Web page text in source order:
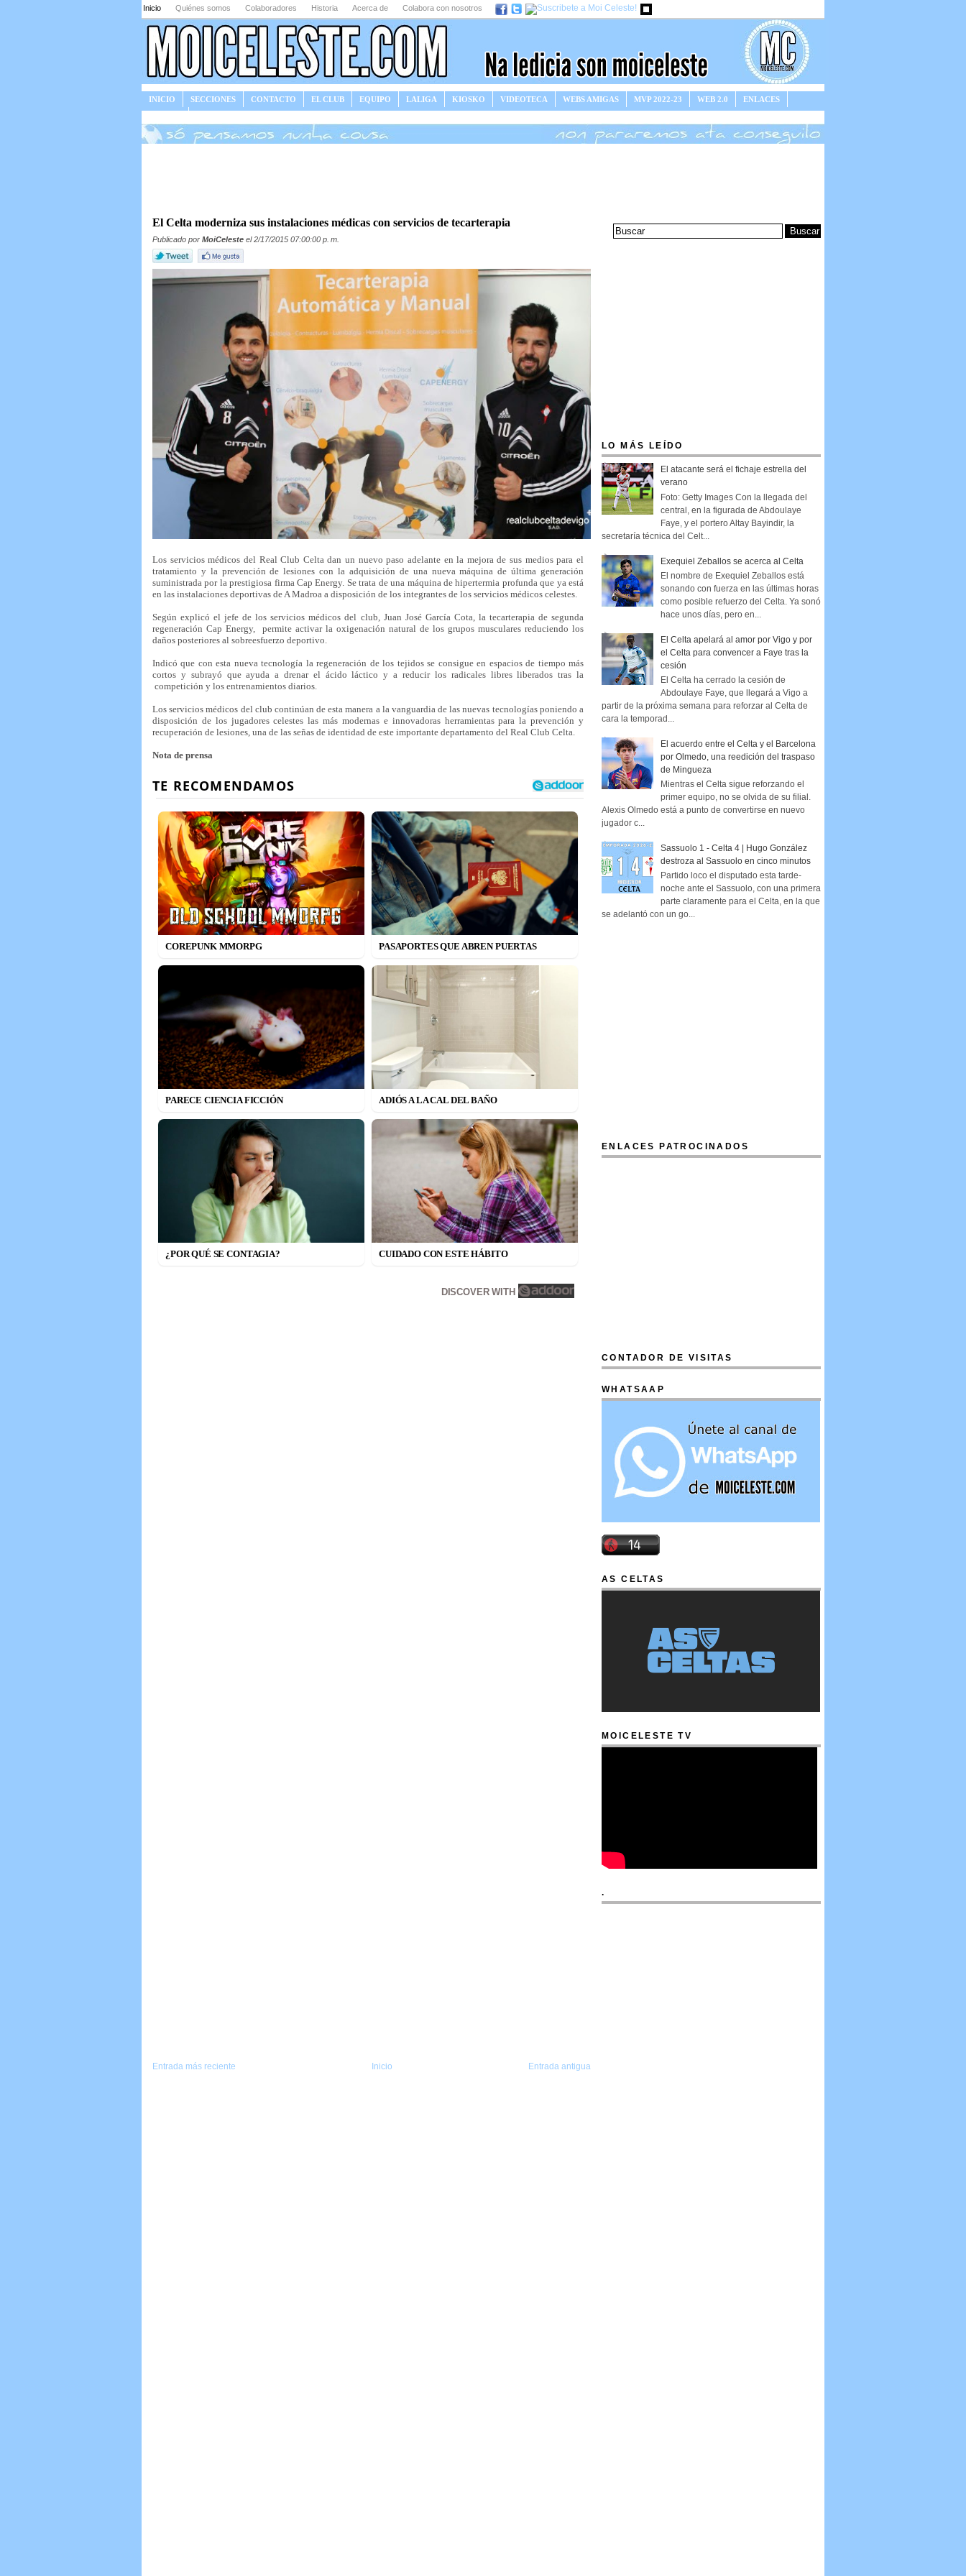
Inicio Quiénes somos Colaboradores Historia Acerca de Colabora con nosotros
INICIO SECCIONES CONTACTO EL CLUB EQUIPO LALIGA KIOSKO VIDEOTECA WEBS AMIGAS MVP 2022-23 WEB 2.0
ENLACES
El Celta moderniza sus instalaciones médicas con servicios de tecarterapia
Publicado por MoiCeleste el 2/17/2015 07:00:00 p. m.
Los servicios médicos del Real Club Celta dan un nuevo paso adelante en la mejora de sus medios para el
tratamiento y la prevención de lesiones con la adquisición de una nueva máquina de última generación
suministrada por la prestigiosa firma Cap Energy. Se trata de una máquina de hipertermia profunda que ya está
en las instalaciones deportivas de A Madroa a disposición de los integrantes de los servicios médicos celestes.
Según explicó el jefe de los servicios médicos del club, Juan José García Cota, la tecarterapia de segunda
regeneración Cap Energy, permite activar la oxigenación natural de los grupos musculares reduciendo los
daños posteriores al sobreesfuerzo deportivo.
Indicó que con esta nueva tecnología la regeneración de los tejidos se consigue en espacios de tiempo más
cortos y subrayó que ayuda a drenar el ácido láctico y a reducir los radicales libres liberados tras la
competición y los entrenamientos diarios.
Los servicios médicos del club continúan de esta manera a la vanguardia de las nuevas tecnologías poniendo a
disposición de los jugadores celestes las más modernas e innovadoras herramientas para la prevención y
recuperación de lesiones, una de las señas de identidad de este importante departamento del Real Club Celta.
Nota de prensa
COREPUNK MMORPG PASAPORTES QUE ABREN PUERTAS
PARECE CIENCIA FICCIÓN ADIÓS A LA CAL DEL BAÑO
¿POR QUÉ SE CONTAGIA? CUIDADO CON ESTE HÁBITO
DISCOVER WITH
Entrada más reciente Entrada antigua
Inicio
LO MÁS LEÍDO
El atacante será el fichaje estrella del
verano
Foto: Getty Images Con la llegada del
central, en la figurada de Abdoulaye
Faye, y el portero Altay Bayindir, la
secretaría técnica del Celt...
Exequiel Zeballos se acerca al Celta
El nombre de Exequiel Zeballos está
sonando con fuerza en las últimas horas
como posible refuerzo del Celta. Ya sonó
hace unos días, pero en...
El Celta apelará al amor por Vigo y por
el Celta para convencer a Faye tras la
cesión
El Celta ha cerrado la cesión de
Abdoulaye Faye, que llegará a Vigo a
partir de la próxima semana para reforzar al Celta de
cara la temporad...
El acuerdo entre el Celta y el Barcelona
por Olmedo, una reedición del traspaso
de Mingueza
Mientras el Celta sigue reforzando el
primer equipo, no se olvida de su filial.
Alexis Olmedo está a punto de convertirse en nuevo
jugador c...
Sassuolo 1 - Celta 4 | Hugo González
destroza al Sassuolo en cinco minutos
Partido loco el disputado esta tarde-
noche ante el Sassuolo, con una primera
parte claramente para el Celta, en la que
se adelantó con un go...
ENLACES PATROCINADOS
CONTADOR DE VISITAS
WHATSAAP
AS CELTAS
MOICELESTE TV
.